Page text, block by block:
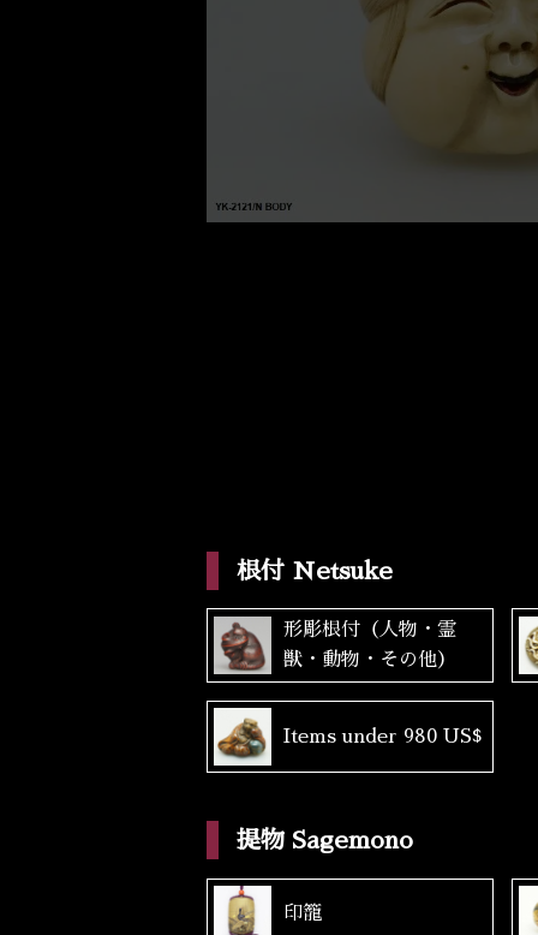
根付 Netsuke
形彫根付（人物・霊
獣・動物・その他）
Items under 980 US$
提物 Sagemono
印籠